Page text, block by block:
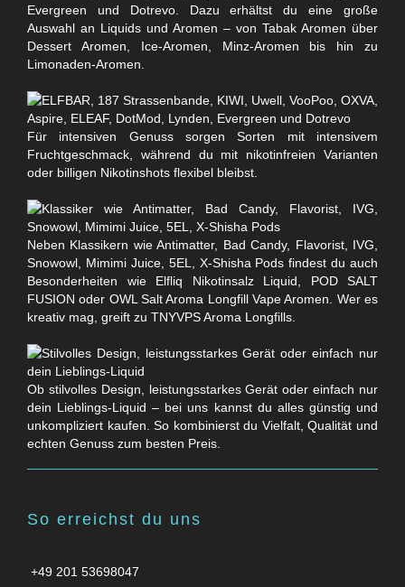
Evergreen und Dotrevo. Dazu erhältst du eine große
Auswahl an Liquids und Aromen – von Tabak Aromen über
Dessert Aromen, Ice-Aromen, Minz-Aromen bis hin zu
Limonaden-Aromen.
Für intensiven Genuss sorgen Sorten mit intensivem
Fruchtgeschmack, während du mit nikotinfreien Varianten
oder billigen Nikotinshots flexibel bleibst.
Neben Klassikern wie Antimatter, Bad Candy, Flavorist, IVG,
Snowowl, Mimimi Juice, 5EL, X-Shisha Pods findest du auch
Besonderheiten wie Elfliq Nikotinsalz Liquid, POD SALT
FUSION oder OWL Salt Aroma Longfill Vape Aromen. Wer es
kreativ mag, greift zu TNYVPS Aroma Longfills.
Ob stilvolles Design, leistungsstarkes Gerät oder einfach nur
dein Lieblings-Liquid – bei uns kannst du alles günstig und
unkompliziert kaufen. So kombinierst du Vielfalt, Qualität und
echten Genuss zum besten Preis.
So erreichst du uns
+49 201 53698047